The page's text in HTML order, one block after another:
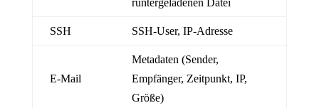
runtergeladenen Datei
SSH SSH-User, IP-Adresse
E-Mail
Metadaten (Sender,
Empfänger, Zeitpunkt, IP,
Größe)